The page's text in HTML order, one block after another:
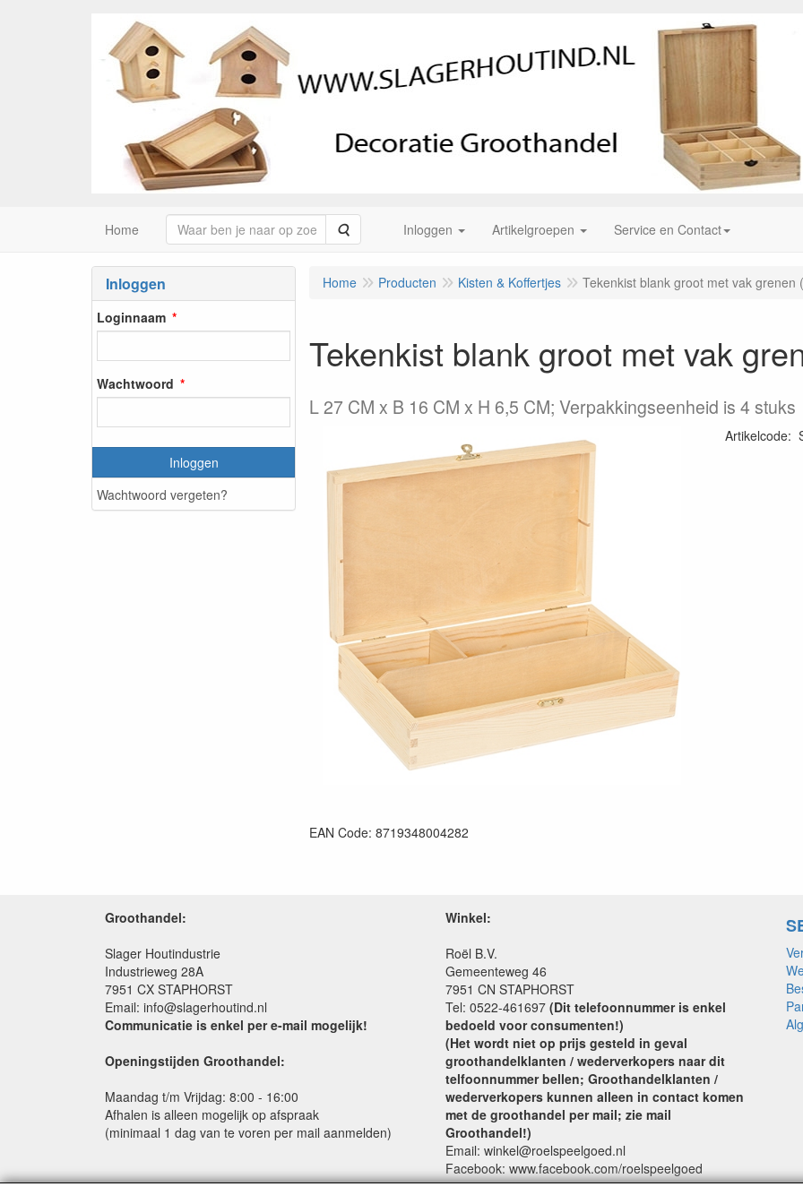
Home Zoeken Inloggen Artikelgroepen Service en Contact
Inloggen
Loginnaam
Wachtwoord
Inloggen
Wachtwoord vergeten?
Home Producten Kisten & Koffertjes Tekenkist blank groot met vak grenen
Tekenkist blank groot met vak
L 27 CM x B 16 CM x H 6,5 CM; Verpakkingseenheid is 4 stuks
Artikelcode:
EAN Code: 8719348004282
Groothandel:
Slager Houtindustrie
Industrieweg 28A
7951 CX STAPHORST
Email: info@slagerhoutind.nl
Communicatie is enkel per e-mail mogelijk!
Openingstijden Groothandel:
Maandag t/m Vrijdag: 8:00 - 16:00
Afhalen is alleen mogelijk op afspraak
(minimaal 1 dag van te voren per mail aanmelden)
Winkel:
Roël B.V.
Gemeenteweg 46
7951 CN STAPHORST
Tel: 0522-461697 (Dit telefoonnummer is enkel
bedoeld voor consumenten!)
(Het wordt niet op prijs gesteld in geval
groothandelklanten / wederverkopers naar dit
telfoonnummer bellen; Groothandelklanten /
wederverkopers kunnen alleen in contact komen
met de groothandel per mail; zie mail
Groothandel!)
Email: winkel@roelspeelgoed.nl
Facebook: www.facebook.com/roelspeelgoed